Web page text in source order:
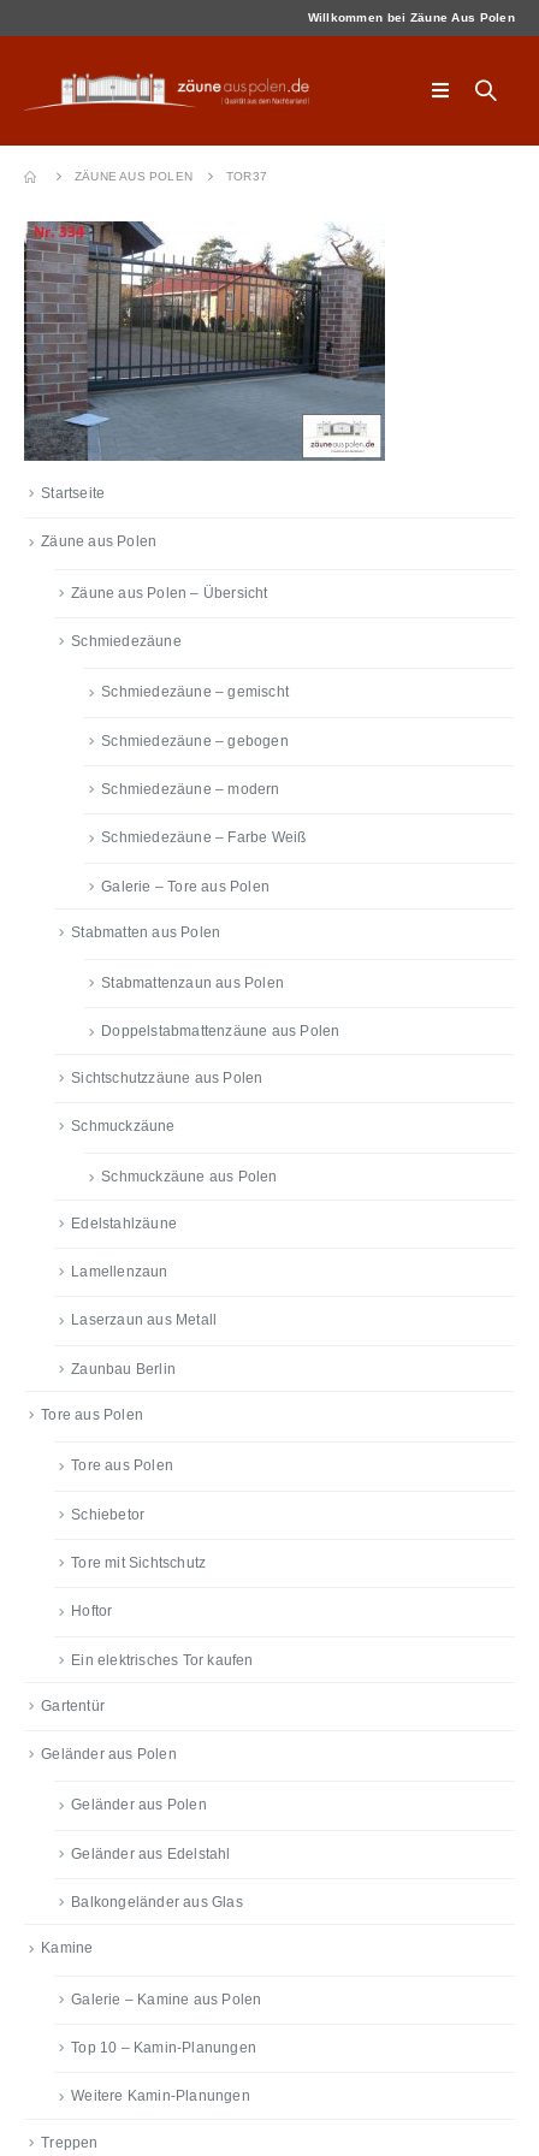
Willkommen bei Zäune Aus Polen
ZÄUNE AUS POLEN TOR37
Startseite
Zäune aus Polen
Zäune aus Polen – Übersicht
Schmiedezäune
Schmiedezäune – gemischt
Schmiedezäune – gebogen
Schmiedezäune – modern
Schmiedezäune – Farbe Weiß
Galerie – Tore aus Polen
Stabmatten aus Polen
Stabmattenzaun aus Polen
Doppelstabmattenzäune aus Polen
Sichtschutzzäune aus Polen
Schmuckzäune
Schmuckzäune aus Polen
Edelstahlzäune
Lamellenzaun
Laserzaun aus Metall
Zaunbau Berlin
Tore aus Polen
Tore aus Polen
Schiebetor
Tore mit Sichtschutz
Hoftor
Ein elektrisches Tor kaufen
Gartentür
Geländer aus Polen
Geländer aus Polen
Geländer aus Edelstahl
Balkongeländer aus Glas
Kamine
Galerie – Kamine aus Polen
Top 10 – Kamin-Planungen
Weitere Kamin-Planungen
Treppen